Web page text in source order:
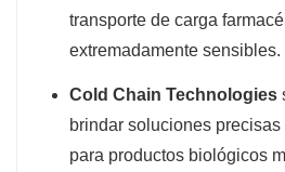
transporte de carga
extremadamente sensibles.
Cold Chain Technologies
brindar soluciones
para productos biológicos